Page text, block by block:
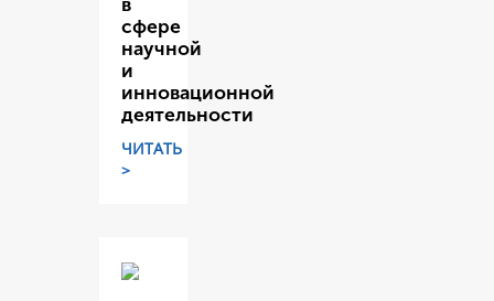
сфере
научной
и
инновационной
деятельности
ЧИТАТЬ
>